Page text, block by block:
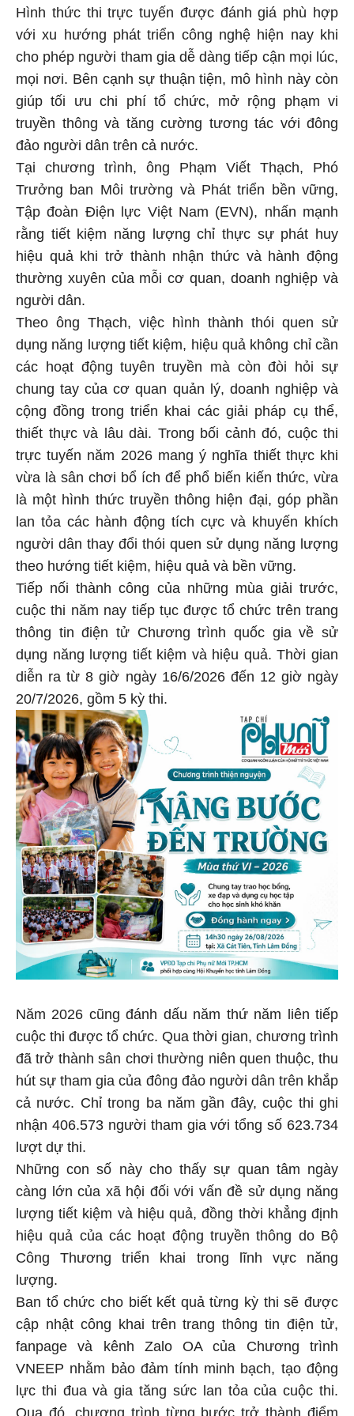
Hình thức thi trực tuyến được đánh giá phù hợp
với xu hướng phát triển công nghệ hiện nay khi
cho phép người tham gia dễ dàng tiếp cận mọi lúc,
mọi nơi. Bên cạnh sự thuận tiện, mô hình này còn
giúp tối ưu chi phí tổ chức, mở rộng phạm vi
truyền thông và tăng cường tương tác với đông
đảo người dân trên cả nước.
Tại chương trình, ông Phạm Viết Thạch, Phó
Trưởng ban Môi trường và Phát triển bền vững,
Tập đoàn Điện lực Việt Nam (EVN), nhấn mạnh
rằng tiết kiệm năng lượng chỉ thực sự phát huy
hiệu quả khi trở thành nhận thức và hành động
thường xuyên của mỗi cơ quan, doanh nghiệp và
người dân.
Theo ông Thạch, việc hình thành thói quen sử
dụng năng lượng tiết kiệm, hiệu quả không chỉ cần
các hoạt động tuyên truyền mà còn đòi hỏi sự
chung tay của cơ quan quản lý, doanh nghiệp và
cộng đồng trong triển khai các giải pháp cụ thể,
thiết thực và lâu dài. Trong bối cảnh đó, cuộc thi
trực tuyến năm 2026 mang ý nghĩa thiết thực khi
vừa là sân chơi bổ ích để phổ biến kiến thức, vừa
là một hình thức truyền thông hiện đại, góp phần
lan tỏa các hành động tích cực và khuyến khích
người dân thay đổi thói quen sử dụng năng lượng
theo hướng tiết kiệm, hiệu quả và bền vững.
Tiếp nối thành công của những mùa giải trước,
cuộc thi năm nay tiếp tục được tổ chức trên trang
thông tin điện tử Chương trình quốc gia về sử
dụng năng lượng tiết kiệm và hiệu quả. Thời gian
diễn ra từ 8 giờ ngày 16/6/2026 đến 12 giờ ngày
20/7/2026, gồm 5 kỳ thi.
Năm 2026 cũng đánh dấu năm thứ năm liên tiếp
cuộc thi được tổ chức. Qua thời gian, chương trình
đã trở thành sân chơi thường niên quen thuộc, thu
hút sự tham gia của đông đảo người dân trên khắp
cả nước. Chỉ trong ba năm gần đây, cuộc thi ghi
nhận 406.573 người tham gia với tổng số 623.734
lượt dự thi.
Những con số này cho thấy sự quan tâm ngày
càng lớn của xã hội đối với vấn đề sử dụng năng
lượng tiết kiệm và hiệu quả, đồng thời khẳng định
hiệu quả của các hoạt động truyền thông do Bộ
Công Thương triển khai trong lĩnh vực năng
lượng.
Ban tổ chức cho biết kết quả từng kỳ thi sẽ được
cập nhật công khai trên trang thông tin điện tử,
fanpage và kênh Zalo OA của Chương trình
VNEEP nhằm bảo đảm tính minh bạch, tạo động
lực thi đua và gia tăng sức lan tỏa của cuộc thi.
Qua đó, chương trình từng bước trở thành điểm